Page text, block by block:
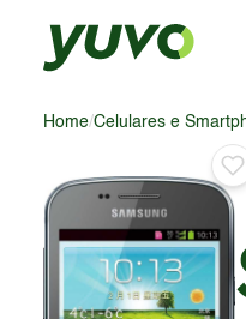
Home/Celulares e